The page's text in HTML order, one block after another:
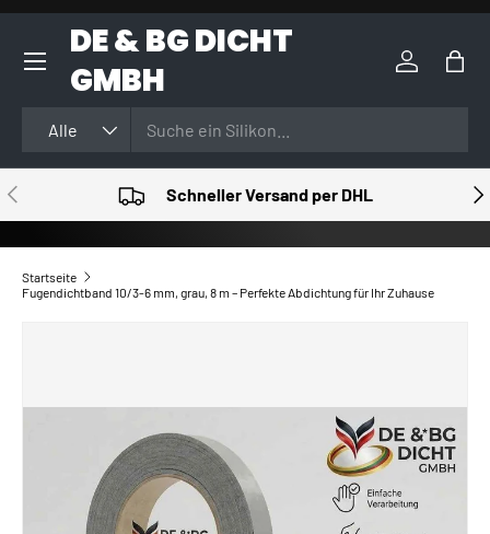
DIREKT ZUM INHALT
DE & BG DICHT
GMBH
Alle
Einloggen
VORHERIGE Schneller Versand per DHL
Startseite
Fugendichtband 10/3-6 mm, grau, 8 m – Perfekte Abdichtung für Ihr Zuhause